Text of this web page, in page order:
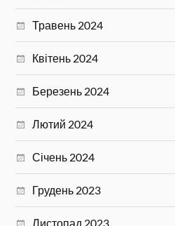
Травень 2024
Квітень 2024
Березень 2024
Лютий 2024
Січень 2024
Грудень 2023
Листопад 2023